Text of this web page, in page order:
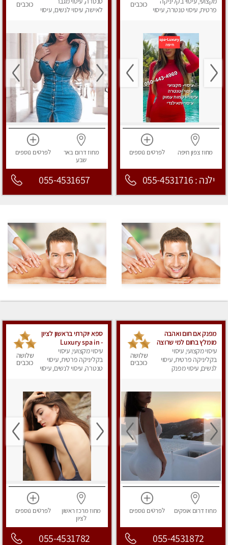
פרטית, עיסוי טנטרה, עיסוי
כוכבים
מחוז צפוןחיפה לפרטים נוספים
ילנה : 055-4531716
לאישה, עיסוי לנשים, עיסוי
כוכבים
מחוז דרום באר
שבע
לפרטים נוספים
055-4531657
מפנק אם חום ואהבה
מומלץ בחום למי שרוצה
להירגע- מומלץ לחלוטין!
פרטי!
עיסוי מקצועי, עיסוי
בקליניקה פרטית, עיסוי
לנשים, עיסוי מפנק
שלושה
כוכבים
מחוז דרום אופקים לפרטים נוספים
055-4531872
ספא יוקרתי בראשון לציון
- Luxury spa in
Rishon Lezion
עיסוי מקצועי, עיסוי
בקליניקה פרטית, עיסוי
טנטרה, עיסוי לנשים, עיסוי
שלושה
כוכבים
מחוז מרכזראשון
לציון
לפרטים נוספים
055-4531782